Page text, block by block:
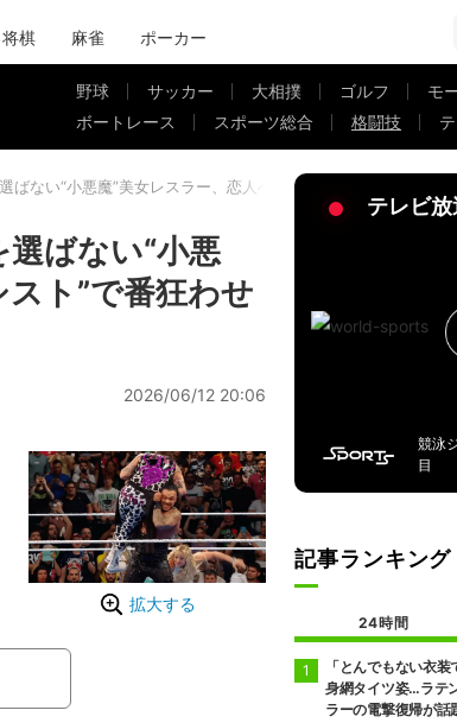
将棋 麻雀 ポーカー
野球 サッカー 大相撲 ゴルフ
モ
ボートレース
スポーツ総合 格闘技
ない“小悪魔”美女レスラー、恋人への“大胆アシスト”で番狂わ
ばない“小悪
ト”で番狂わせ
2026/06/12 20:06
拡大する
テレビ放
競泳
目
記事ランキング
24時間
「とんでもない衣
身網タイツ姿…ラテ
ラーの電撃復帰が話